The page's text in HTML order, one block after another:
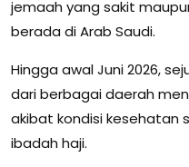
jemaah yang sakit
berada di Arab Saudi.
Hingga awal Juni 2026,
dari berbagai daerah
akibat kondisi kesehatan
ibadah haji.